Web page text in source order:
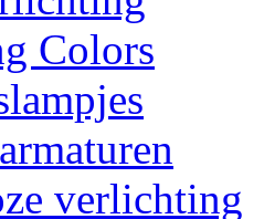
Colors
verlichting